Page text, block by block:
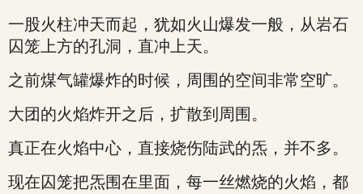
一股火柱冲天而起，犹如火山爆发一般，从岩石
囚笼上方的孔洞，直冲上天。
之前煤气罐爆炸的时候，周围的空间非常空旷。
大团的火焰炸开之后，扩散到周围。
真正在火焰中心，直接烧伤陆武的炁，并不多。
现在囚笼把炁围在里面，每一丝燃烧的火焰，都